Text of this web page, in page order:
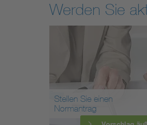
Werden Sie
Stellen Sie einen
Normantrag